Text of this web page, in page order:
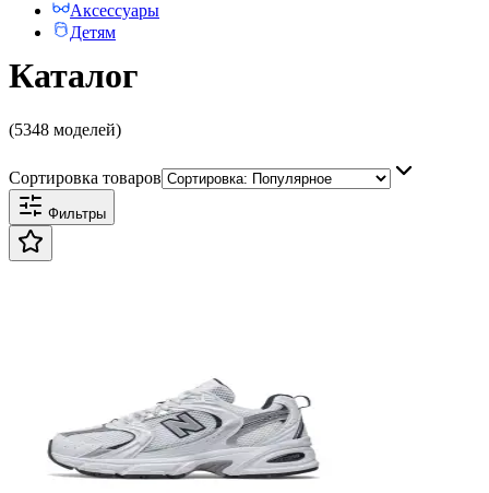
Аксессуары
Детям
Каталог
(5348 моделей)
Сортировка товаров
Фильтры